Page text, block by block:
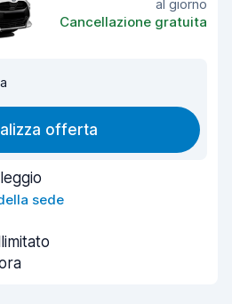
al giorno
Cancellazione gratuita
offerta
sede